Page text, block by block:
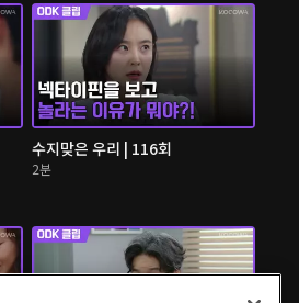
수지맞은 우리 | 116회
2분